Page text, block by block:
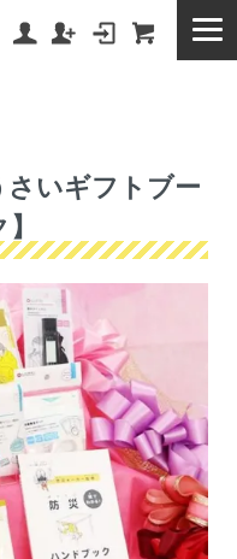
いギフトブー